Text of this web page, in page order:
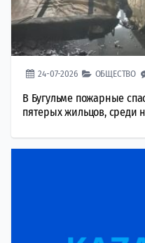
24-07-2026 ОБЩЕСТВО
В Бугульме пожарные
пятерых жильцов, среди